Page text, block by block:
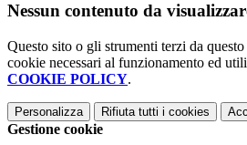
Nessun contenuto da
Questo sito o gli strumenti terzi da
cookie necessari al funzionamento ed
COOKIE POLICY.
Personalizza Rifiuta tutti i cookies
Gestione cookie